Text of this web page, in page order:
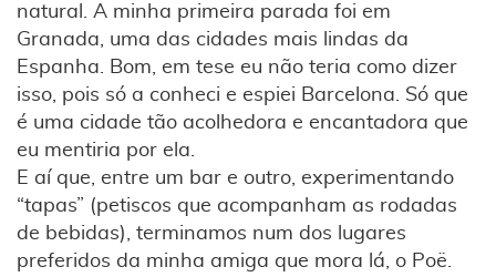
natural. A minha primeira parada foi em
Granada, uma das cidades mais lindas da
Espanha. Bom, em tese eu não teria como dizer
isso, pois só a conheci e espiei Barcelona. Só que
é uma cidade tão acolhedora e encantadora que
eu mentiria por ela.
E aí que, entre um bar e outro, experimentando
“tapas” (petiscos que acompanham as rodadas
de bebidas), terminamos num dos lugares
preferidos da minha amiga que mora lá, o Poë.